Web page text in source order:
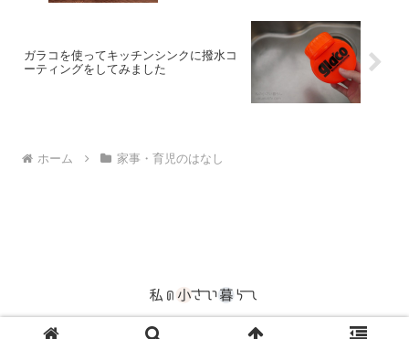
ガラコを使ってキッチンシンクに撥水コ
ーティングをしてみました
ホーム 家事・育児のはなし
© 2015 私の小さい暮らし.